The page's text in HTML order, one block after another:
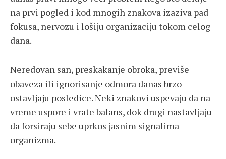
na prvi pogled i kod mnogih znakova izaziva pad
fokusa, nervozu i lošiju organizaciju tokom celog
dana.
Neredovan san, preskakanje obroka, previše
obaveza ili ignorisanje odmora danas brzo
ostavljaju posledice. Neki znakovi uspevaju da na
vreme uspore i vrate balans, dok drugi nastavljaju
da forsiraju sebe uprkos jasnim signalima
organizma.